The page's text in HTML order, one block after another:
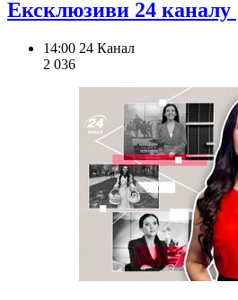
Ексклюзиви 24 каналу
14:00 24 Канал
2 036